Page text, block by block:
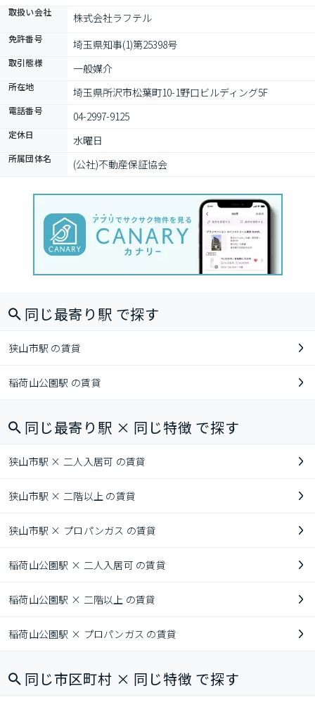
取扱い会社 株式会社ラフテル
免許番号 埼玉県知事(1)第25398号
取引態様 一般媒介
所在地 埼玉県所沢市松葉町10-1野口ビルディング5F
電話番号 04-2997-9125
定休日 水曜日
所属団体名 (公社)不動産保証協会
同じ最寄り駅 で探す
狭山市駅 の賃貸
稲荷山公園駅 の賃貸
同じ最寄り駅 × 同じ特徴 で探す
狭山市駅 × 二人入居可 の賃貸
狭山市駅 × 二階以上 の賃貸
狭山市駅 × プロパンガス の賃貸
稲荷山公園駅 × 二人入居可 の賃貸
稲荷山公園駅 × 二階以上 の賃貸
稲荷山公園駅 × プロパンガス の賃貸
同じ市区町村 × 同じ特徴 で探す